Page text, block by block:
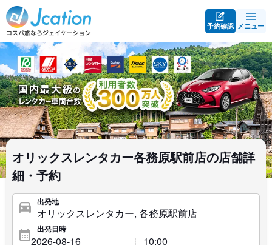
予約確認 メニュー
オリックスレンタカー各務原駅前店の店舗詳
細・予約
出発地
出発日時